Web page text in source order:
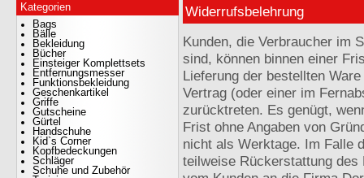
Kategorien
Bags
Bälle
Bekleidung
Bücher
Einsteiger Komplettsets
Entfernungsmesser
Funktionsbekleidung
Geschenkartikel
Griffe
Gutscheine
Gürtel
Handschuhe
Kid`s Corner
Kopfbedeckungen
Schläger
Schuhe und Zubehör
Widerrufsbelehrung
Kunden, die Verbraucher im
sind, können binnen einer
Lieferung der bestellten
Vertrag (oder einer im
zurücktreten. Es genügt,
Frist ohne Angaben von
nicht als Werktage. Im Falle
teilweise Rückerstattung